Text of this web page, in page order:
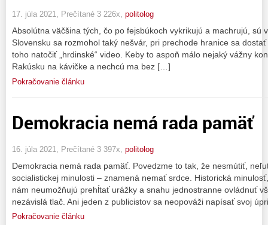
17. júla 2021, Prečítané 3 226x, politolog
Absolútna väčšina tých, čo po fejsbúkoch vykrikujú a machrujú, sú
Slovensku sa rozmohol taký nešvár, pri prechode hranice sa
toho natočiť „hrdinské“ video. Keby to aspoň málo nejaký vážny
Rakúsku na kávičke a nechcú ma bez […]
Pokračovanie článku
Demokracia nemá rada pamäť
16. júla 2021, Prečítané 3 397x, politolog
Demokracia nemá rada pamäť. Povedzme to tak, že nesmútiť,
socialistickej minulosti – znamená nemať srdce. Historická
nám neumožňujú prehĺtať urážky a snahu jednostranne ovládnuť
nezávislá tlač. Ani jeden z publicistov sa neopováži napísať svoj
Pokračovanie článku